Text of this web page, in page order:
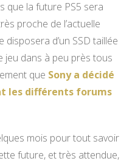
que la future PS5 sera
proche de l’actuelle
d’un SSD taillée
jeu dans à peu près tous
que Sony a décidé
les différents forums
mois pour tout savoir
future, et très attendue,